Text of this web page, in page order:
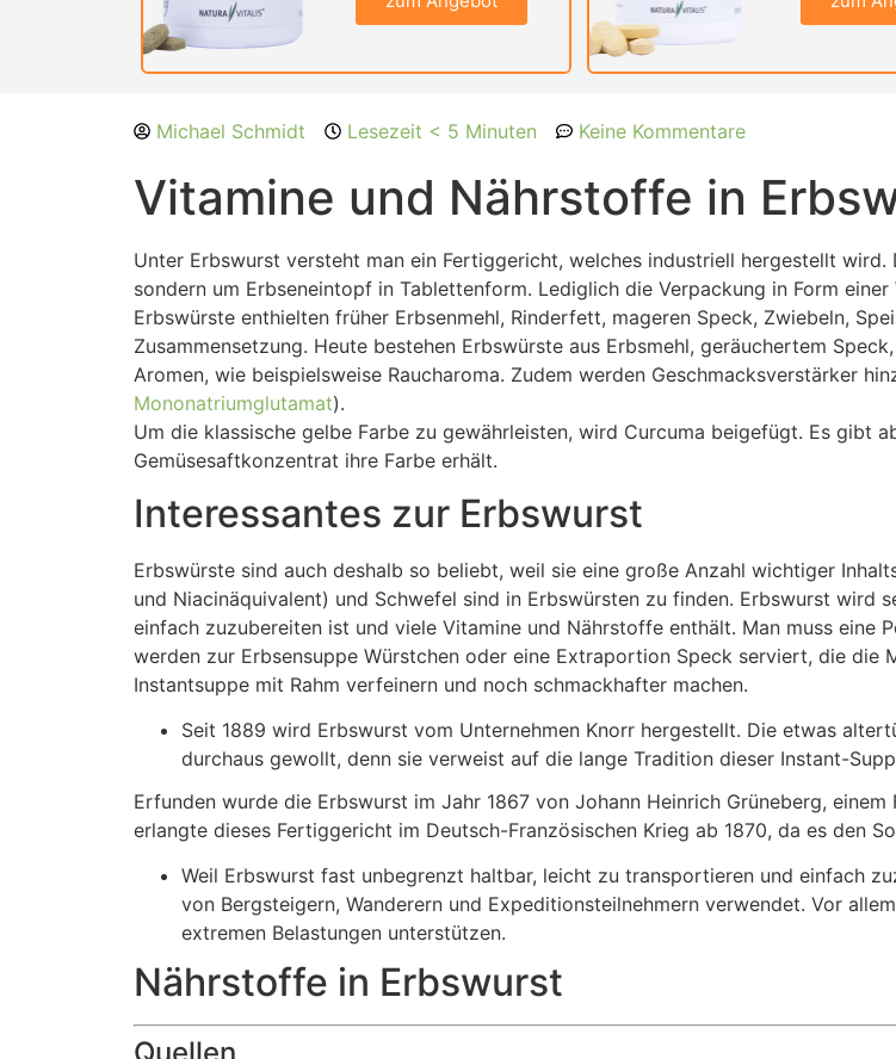
Michael Schmidt Lesezeit < 5 Minuten Keine Kommentare
Vitamine und Nährstoffe in
Unter Erbswurst versteht man ein Fertiggericht, welches industriell hergestellt
sondern um Erbseneintopf in Tablettenform. Lediglich die Verpackung in Form
Erbswürste enthielten früher Erbsenmehl, Rinderfett, mageren Speck, Zwiebeln,
Zusammensetzung. Heute bestehen Erbswürste aus Erbsmehl, geräuchertem
Aromen, wie beispielsweise Raucharoma. Zudem werden Geschmacksverstärker
Mononatriumglutamat).
Um die klassische gelbe Farbe zu gewährleisten, wird Curcuma beigefügt. Es gibt
Gemüsesaftkonzentrat ihre Farbe erhält.
Interessantes zur Erbswurst
Erbswürste sind auch deshalb so beliebt, weil sie eine große Anzahl wichtiger
und Niacinäquivalent) und Schwefel sind in Erbswürsten zu finden. Erbswurst wird
einfach zuzubereiten ist und viele Vitamine und Nährstoffe enthält. Man muss eine
werden zur Erbsensuppe Würstchen oder eine Extraportion Speck serviert, die die
Instantsuppe mit Rahm verfeinern und noch schmackhafter machen.
Seit 1889 wird Erbswurst vom Unternehmen Knorr hergestellt. Die etwas
durchaus gewollt, denn sie verweist auf die lange Tradition dieser Instant-
Erfunden wurde die Erbswurst im Jahr 1867 von Johann Heinrich Grüneberg,
erlangte dieses Fertiggericht im Deutsch-Französischen Krieg ab 1870, da es den
Weil Erbswurst fast unbegrenzt haltbar, leicht zu transportieren und einfach
von Bergsteigern, Wanderern und Expeditionsteilnehmern verwendet. Vor
extremen Belastungen unterstützen.
Nährstoffe in Erbswurst